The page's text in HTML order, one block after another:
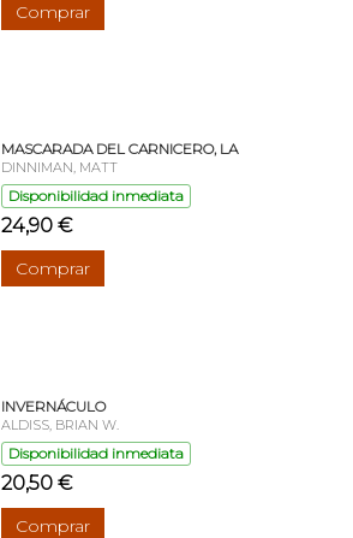
Comprar
MASCARADA DEL CARNICERO, LA
DINNIMAN, MATT
Disponibilidad inmediata
24,90 €
Comprar
INVERNÁCULO
ALDISS, BRIAN W.
Disponibilidad inmediata
20,50 €
Comprar